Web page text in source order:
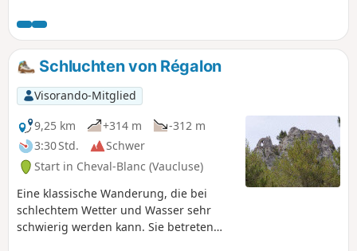
herrliche Ausblicke auf die umliegende
Ebene.
Schluchten von Régalon
Visorando-Mitglied
9,25 km
+314 m
-312 m
3:30 Std.
Schwer
Start in Cheval-Blanc (Vaucluse)
Eine klassische Wanderung, die bei
schlechtem Wetter und Wasser sehr
schwierig werden kann. Sie betreten